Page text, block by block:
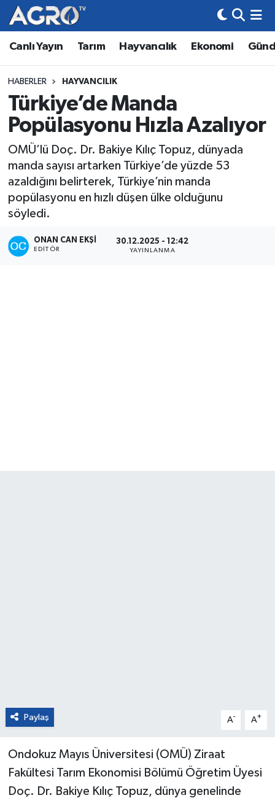
Canlı Yayın Tarım Hayvancılık Ekonomi
HABERLER HAYVANCILIK
Türkiye’de Manda
Popülasyonu Hızla Azalıyor
OMÜ’lü Doç. Dr. Bakiye Kılıç Topuz, dünyada
manda sayısı artarken Türkiye’de yüzde 53
azaldığını belirterek, Türkiye’nin manda
popülasyonu en hızlı düşen ülke olduğunu
söyledi.
ONAN CAN EKŞI
EDITÖR
30.12.2025 - 12:42
YAYINLANMA
Paylaş A- A+
Ondokuz Mayıs Üniversitesi (OMÜ) Ziraat
Fakültesi Tarım Ekonomisi Bölümü Öğretim Üyesi
Doç. Dr. Bakiye Kılıç Topuz, dünya genelinde
Hava Durumu
Trafik Durumu
Süper Lig Puan Durumu ve Fikstür
Tüm Manşetler
Son Dakika Haberleri
Haber Arşivi